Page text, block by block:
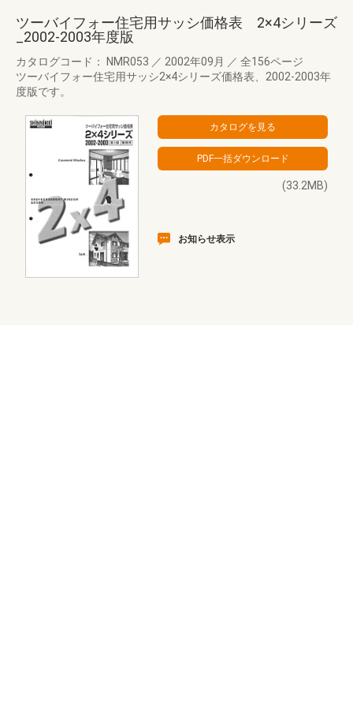
ツーバイフォー住宅用サッシ価格表 2×4シリーズ
_2002-2003年度版
カタログコード： NMR053 ／ 2002年09月 ／ 全156ページ
ツーバイフォー住宅用サッシ2×4シリーズ価格表、2002-2003年
度版です。
(33.2MB)
お知らせ表示